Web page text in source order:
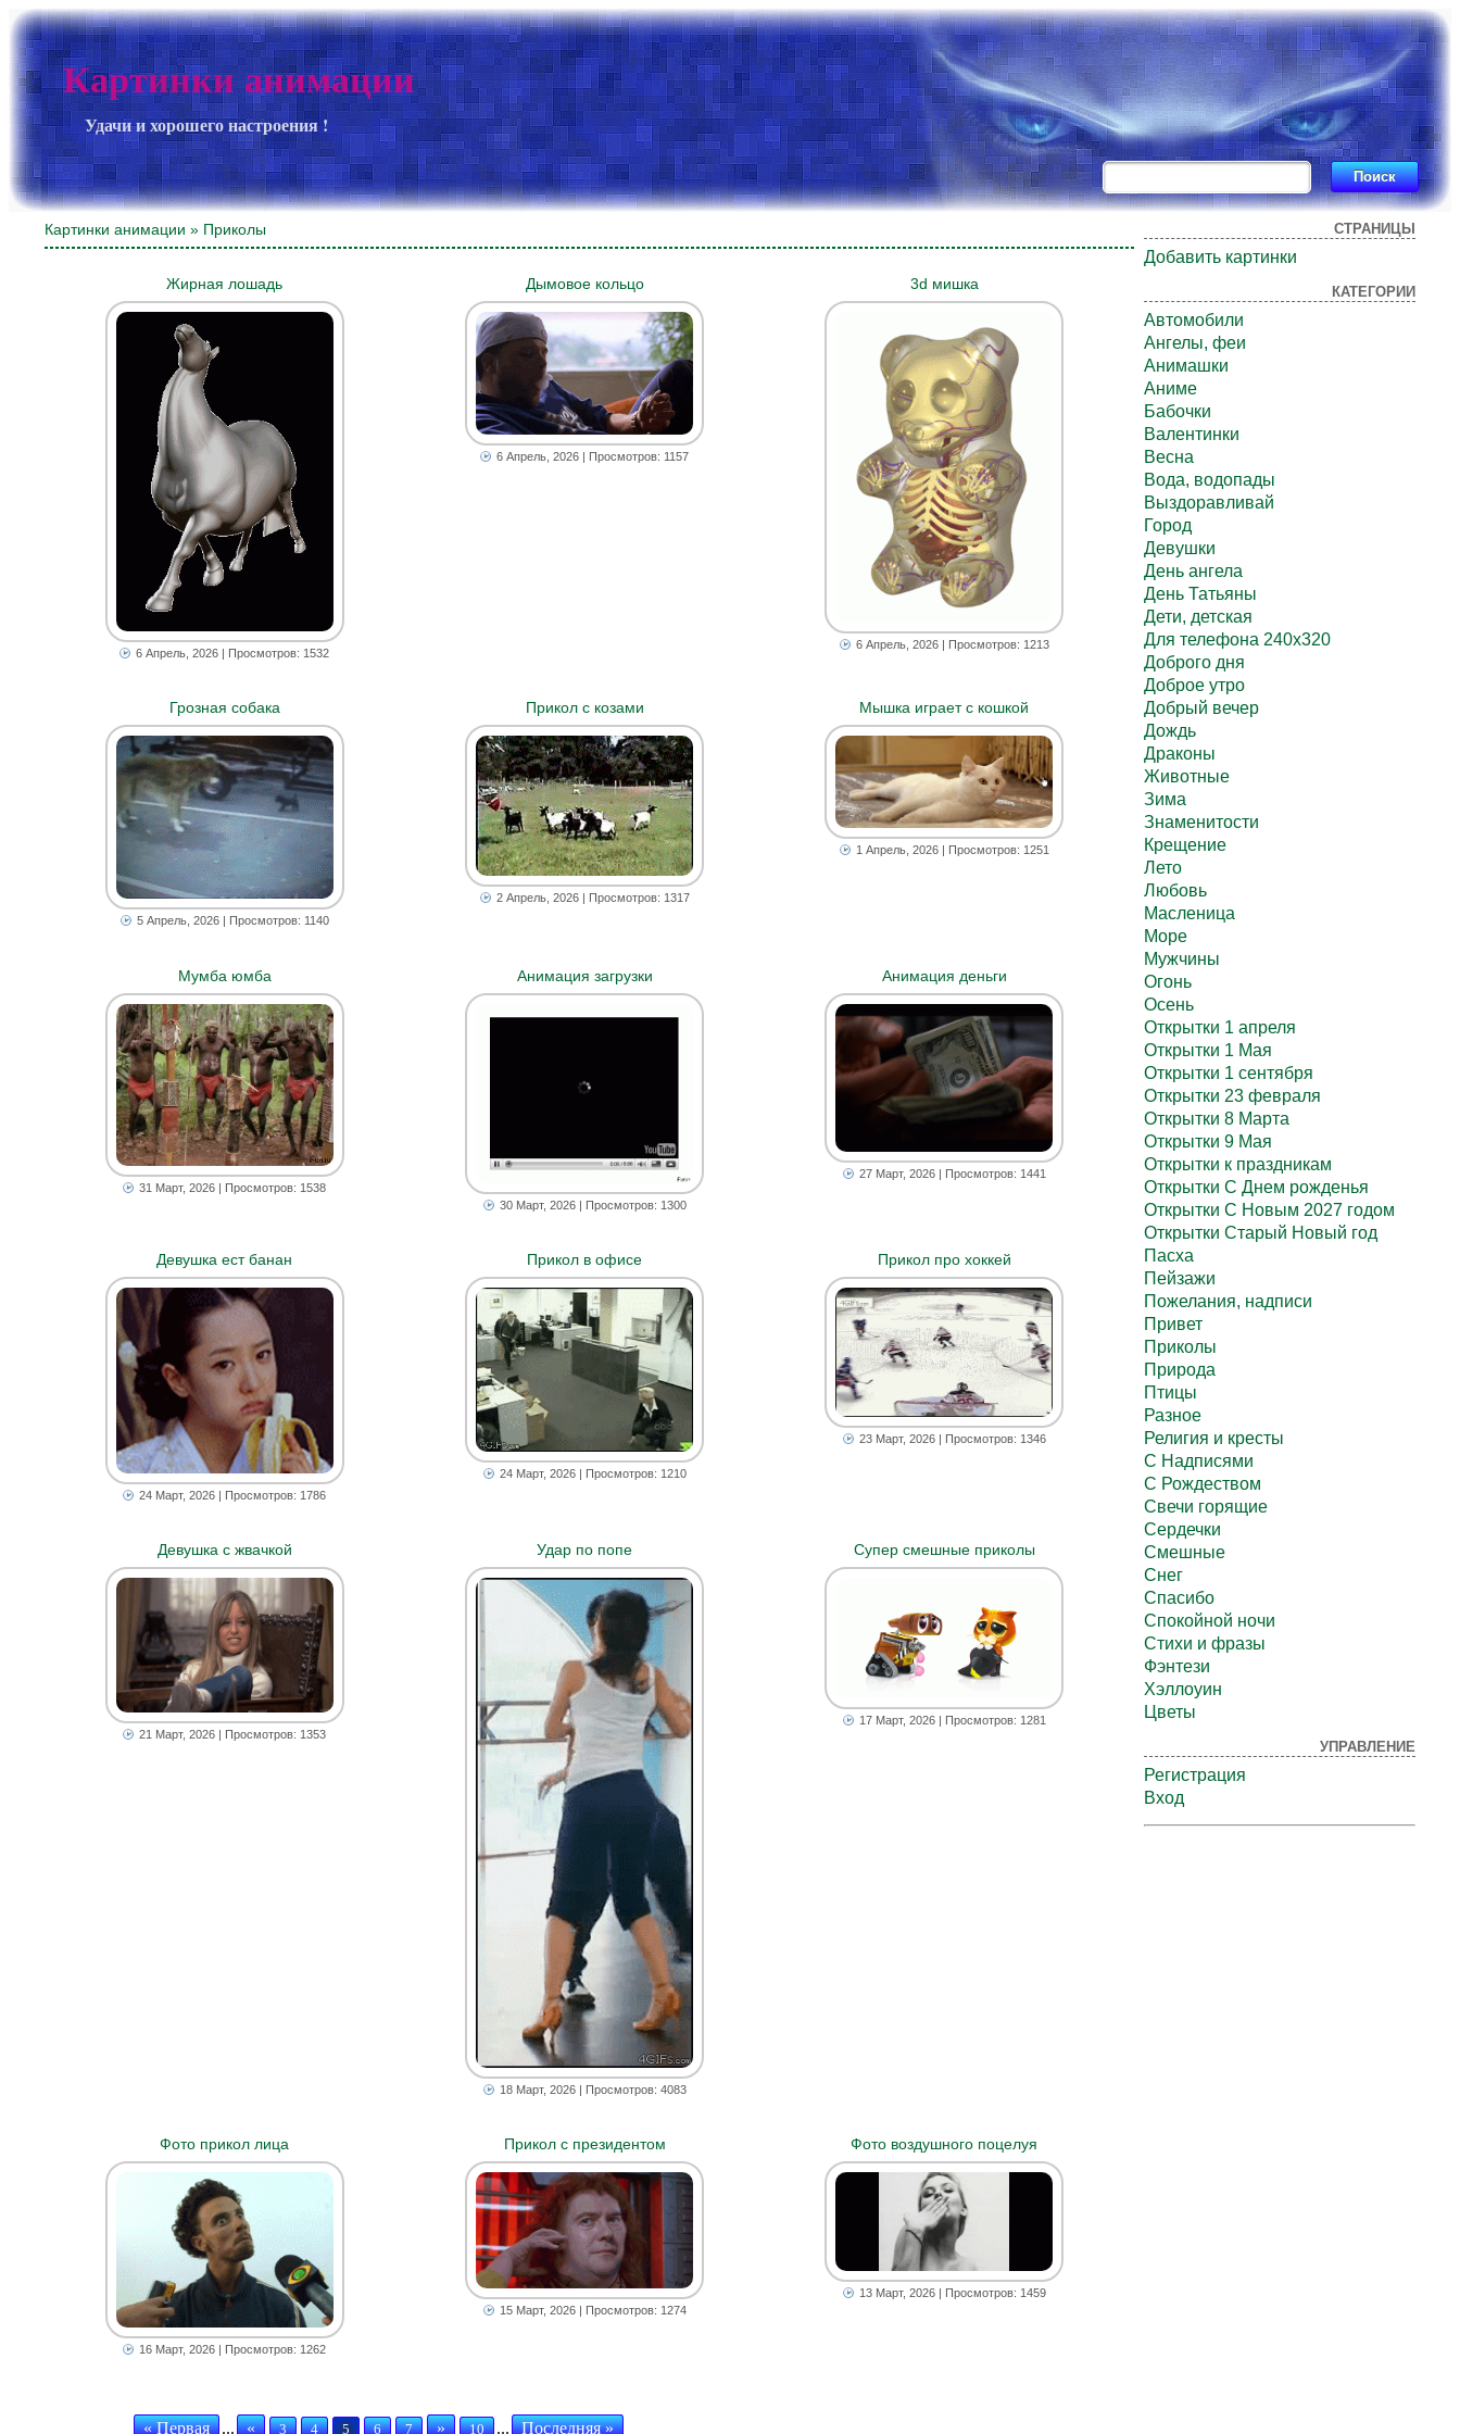
Картинки анимации
Удачи и хорошего настроения !
Картинки анимации » Приколы
Жирная лошадь
6 Апрель, 2026 | Просмотров: 1532
Дымовое кольцо
6 Апрель, 2026 | Просмотров: 1157
3d мишка
6 Апрель, 2026| Просмотров: 1213
Грозная собака
5 Апрель, 2026| Просмотров: 1140
Прикол с козами
2 Апрель, 2026| Просмотров: 1317
Мышка играет с кошкой
1 Апрель, 2026| Просмотров: 1251
Мумба юмба
31 Март, 2026 | Просмотров: 1538
Анимация загрузки
30 Март, 2026| Просмотров: 1300
Анимация деньги
27 Март, 2026| Просмотров: 1441
Девушка ест банан
24 Март, 2026 | Просмотров: 1786
Прикол в офисе
24 Март, 2026| Просмотров: 1210
Прикол про хоккей
23 Март, 2026| Просмотров: 1346
Девушка с жвачкой
21 Март, 2026 | Просмотров: 1353
Удар по попе
18 Март, 2026| Просмотров: 4083
Супер смешные приколы
17 Март, 2026| Просмотров: 1281
Фото прикол лица
16 Март, 2026 | Просмотров: 1262
Прикол с президентом
15 Март, 2026| Просмотров: 1274
Фото воздушного поцелуя
13 Март, 2026| Просмотров: 1459
СТРАНИЦЫ
Добавить картинки
КАТЕГОРИИ
Автомобили
Ангелы, феи
Анимашки
Аниме
Бабочки
Валентинки
Весна
Вода, водопады
Выздоравливай
Город
Девушки
День ангела
День Татьяны
Дети, детская
Для телефона 240х320
Доброго дня
Доброе утро
Добрый вечер
Дождь
Драконы
Животные
Зима
Знаменитости
Крещение
Лето
Любовь
Масленица
Море
Мужчины
Огонь
Осень
Открытки 1 апреля
Открытки 1 Мая
Открытки 1 сентября
Открытки 23 февраля
Открытки 8 Марта
Открытки 9 Мая
Открытки к праздникам
Открытки С Днем рожденья
Открытки С Новым 2027 годом
Открытки Старый Новый год
Пасха
Пейзажи
Пожелания, надписи
Привет
Приколы
Природа
Птицы
Разное
Религия и кресты
С Надписями
С Рождеством
Свечи горящие
Сердечки
Смешные
Снег
Спасибо
Спокойной ночи
Стихи и фразы
Фэнтези
Хэллоуин
Цветы
УПРАВЛЕНИЕ
Регистрация
Вход
« Первая ... « 3 4 5 6 7 » 10 ... Последняя »